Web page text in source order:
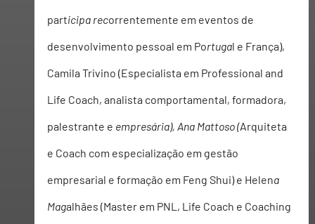
participa recorrentemente em eventos de
desenvolvimento pessoal em Portugal e França),
Camila Trivino (Especialista em Professional and
Life Coach, analista comportamental, formadora,
palestrante e empresária), Ana Mattoso (Arquiteta
e Coach com especialização em gestão
empresarial e formação em Feng Shui) e Helena
Magalhães (Master em PNL, Life Coach e Coaching